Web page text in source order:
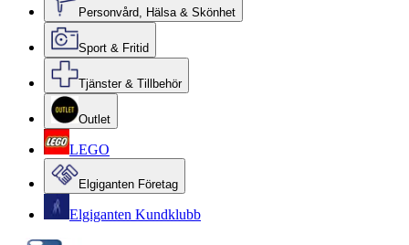
Personvård, Hälsa & Skönhet
Sport & Fritid
Tjänster & Tillbehör
Outlet
LEGO
Elgiganten Företag
Elgiganten Kundklubb